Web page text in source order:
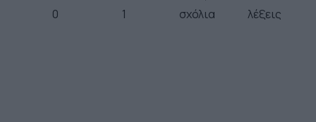
0 1 σχόλια λέξεις